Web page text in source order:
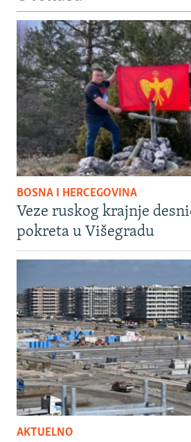
BOSNA I HERCEGOVINA
Veze ruskog krajnje
pokreta u Višegradu
AKTUELNO